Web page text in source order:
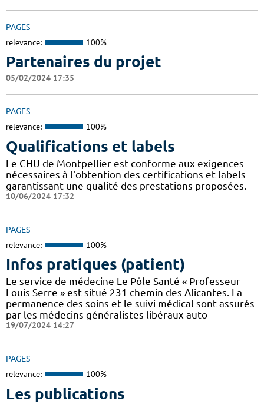
PAGES
relevance: 100%
Partenaires du projet
05/02/2024 17:35
PAGES
relevance: 100%
Qualifications et labels
Le CHU de Montpellier est conforme aux exigences
nécessaires à l'obtention des certifications et labels
garantissant une qualité des prestations proposées.
10/06/2024 17:32
PAGES
relevance: 100%
Infos pratiques (patient)
Le service de médecine Le Pôle Santé « Professeur
Louis Serre » est situé 231 chemin des Alicantes. La
permanence des soins et le suivi médical sont assurés
par les médecins généralistes libéraux auto
19/07/2024 14:27
PAGES
relevance: 100%
Les publications